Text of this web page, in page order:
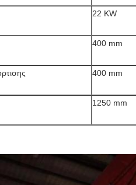
22 KW
400 mm
400 mm
1250 mm